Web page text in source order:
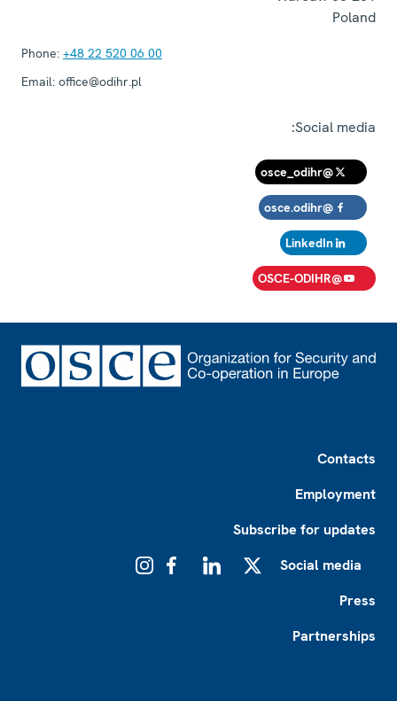
Poland
Phone: +48 22 520 06 00
Email: office@odihr.pl
Social media:
@osce_odihr
@osce.odihr
LinkedIn
@OSCE-ODIHR
Contacts
Employment
Subscribe for updates
Social media
Press
Partnerships